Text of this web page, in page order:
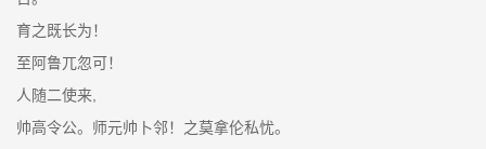
育之既长为！
至阿鲁兀忽可！
人随二使来,
帅高令公。师元帅卜邻！之莫拿伦私忧。